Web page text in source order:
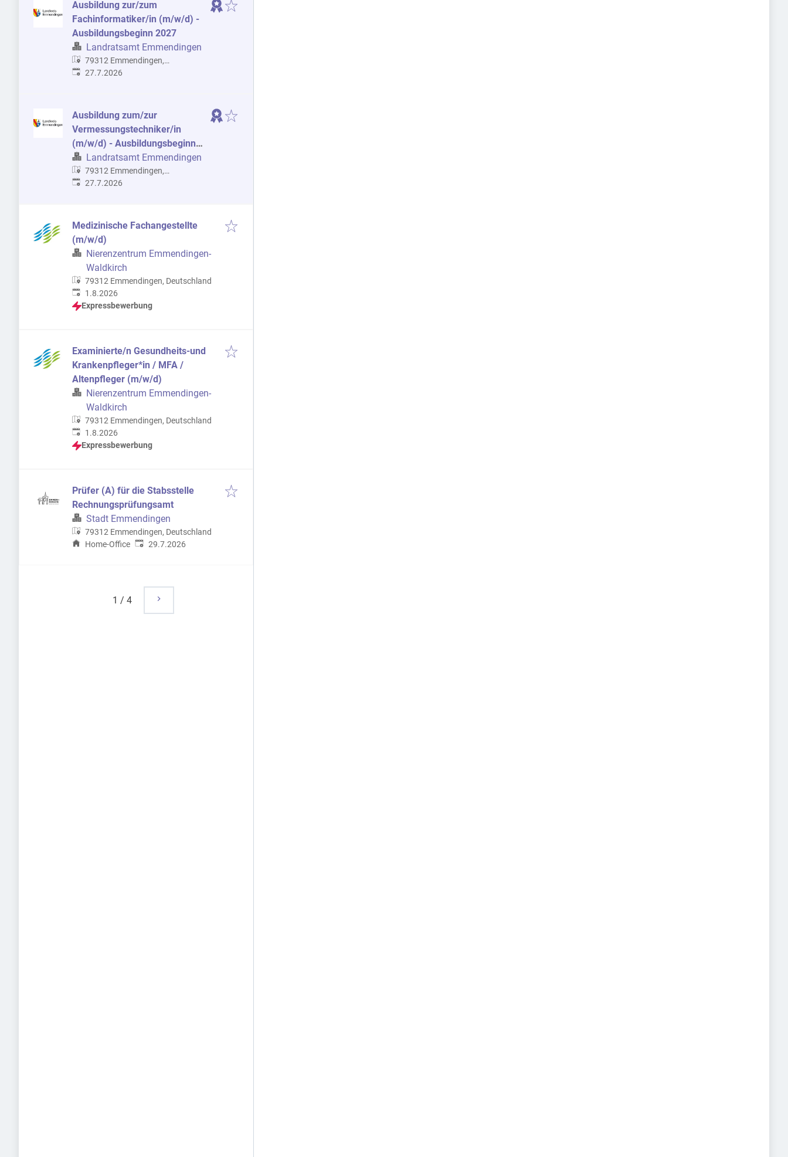
Ausbildung zur/zum
Fachinformatiker/in (m/w/d) -
Ausbildungsbeginn 2027
Landratsamt Emmendingen
79312 Emmendingen,
Deutschland
Veröffentlicht:
27.7.2026
Ausbildung zum/zur
Vermessungstechniker/in
(m/w/d) - Ausbildungsbeginn
2027
Landratsamt Emmendingen
79312 Emmendingen,
Deutschland
Veröffentlicht:
27.7.2026
Medizinische Fachangestellte
(m/w/d)
Nierenzentrum Emmendingen-
Waldkirch
79312 Emmendingen, Deutschland
Veröffentlicht
1.8.2026
Expressbewerbung
Examinierte/n Gesundheits-und
Krankenpfleger*in / MFA /
Altenpfleger (m/w/d)
Nierenzentrum Emmendingen-
Waldkirch
79312 Emmendingen, Deutschland
Veröffentlicht
1.8.2026
Expressbewerbung
Prüfer (A) für die Stabsstelle
Rechnungsprüfungsamt
Stadt Emmendingen
79312 Emmendingen, Deutschland
Home-Office Veröffentlicht:
29.7.2026
1 / 4